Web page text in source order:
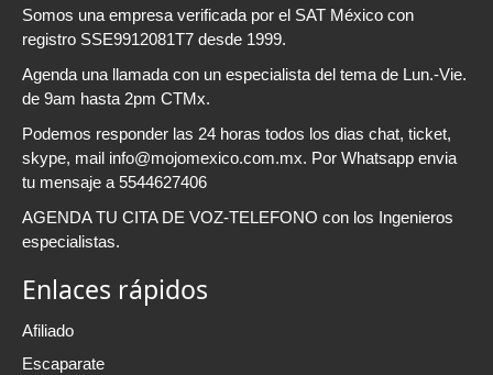
Somos una empresa verificada por el SAT México con
registro SSE9912081T7 desde 1999.
Agenda una llamada con un especialista del tema de Lun.-Vie.
de 9am hasta 2pm CTMx.
Podemos responder las 24 horas todos los dias chat, ticket,
skype, mail info@mojomexico.com.mx. Por Whatsapp envia
tu mensaje a 5544627406
AGENDA TU CITA DE VOZ-TELEFONO con los Ingenieros
especialistas.
Enlaces rápidos
Afiliado
Escaparate